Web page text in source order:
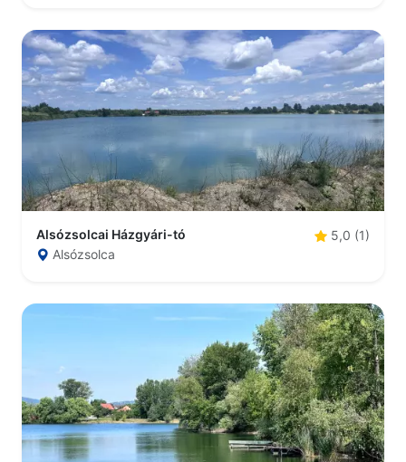
Alsózsolcai Házgyári-tó
5,0 (1)
Alsózsolca